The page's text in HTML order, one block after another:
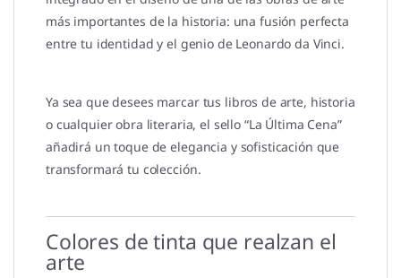
más importantes de la historia: una fusión perfecta
entre tu identidad y el genio de Leonardo da Vinci.
Ya sea que desees marcar tus libros de arte, historia
o cualquier obra literaria, el sello “La Última Cena”
añadirá un toque de elegancia y sofisticación que
transformará tu colección.
Colores de tinta que realzan el
arte